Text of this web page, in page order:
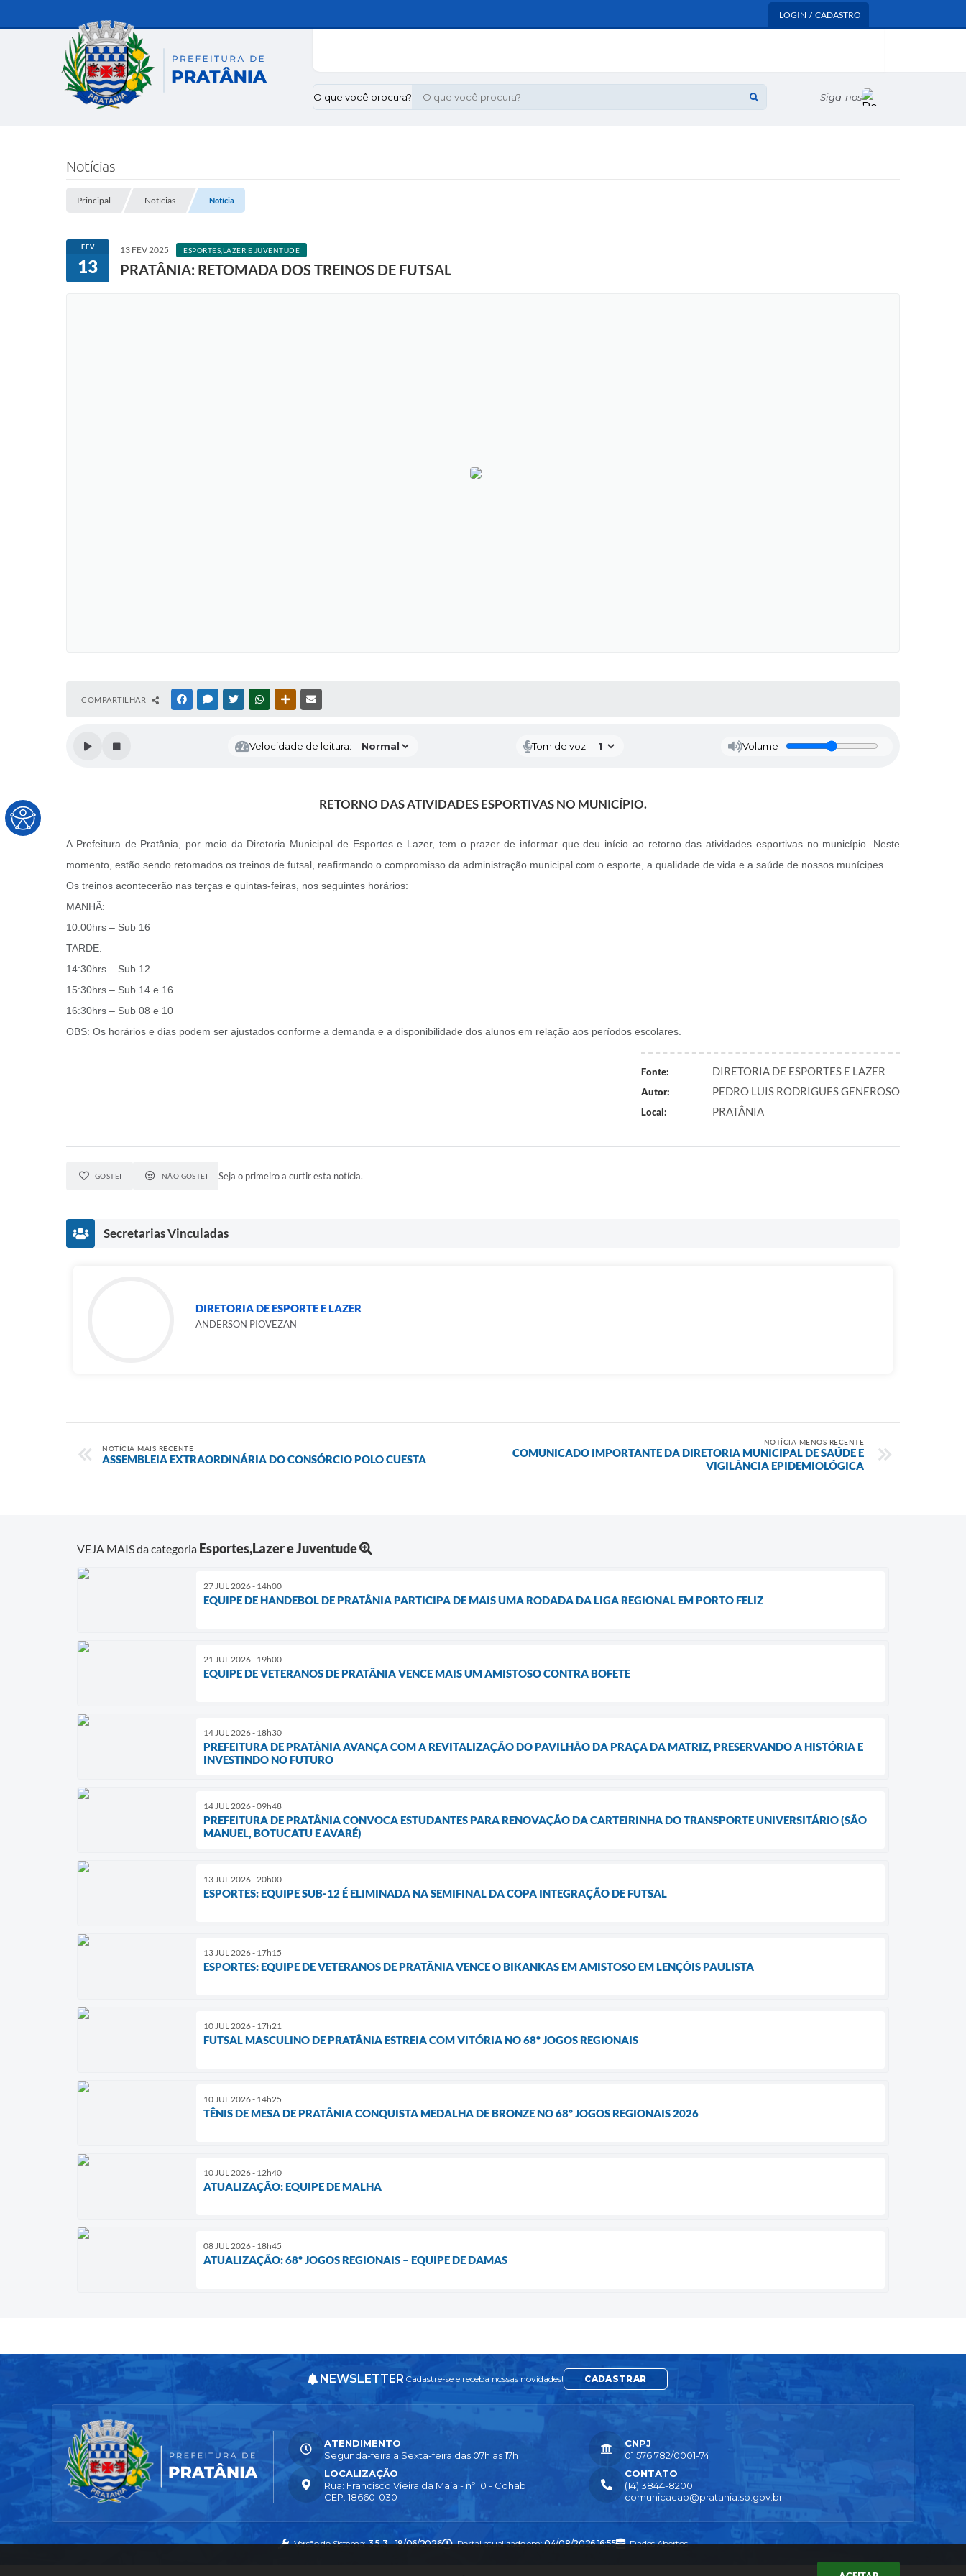
LOGIN / CADASTRO
O que você procura? Siga-nos
Notícias
Principal Notícias Notícia
FEV
13
13 FEV 2025 ESPORTES,LAZER E JUVENTUDE
PRATÂNIA: RETOMADA DOS TREINOS DE FUTSAL
COMPARTILHAR FACEBOOKMESSENGER
TWITTERWHATSAPPOUTRAS MÍDIAS
Velocidade de leitura: Tom de voz: Volume
RETORNO DAS ATIVIDADES ESPORTIVAS NO MUNICÍPIO.
A Prefeitura de Pratânia, por meio da Diretoria Municipal de Esportes e Lazer, tem o prazer de informar que deu início ao retorno das atividades esportivas no município. Neste
momento, estão sendo retomados os treinos de futsal, reafirmando o compromisso da administração municipal com o esporte, a qualidade de vida e a saúde de nossos munícipes.
Os treinos acontecerão nas terças e quintas-feiras, nos seguintes horários:
MANHÃ:
10:00hrs – Sub 16
TARDE:
14:30hrs – Sub 12
15:30hrs – Sub 14 e 16
16:30hrs – Sub 08 e 10
OBS: Os horários e dias podem ser ajustados conforme a demanda e a disponibilidade dos alunos em relação aos períodos escolares.
Fonte: DIRETORIA DE ESPORTES E LAZER
Autor: PEDRO LUIS RODRIGUES GENEROSO
Local: PRATÂNIA
GOSTEI NÃO GOSTEI Seja o primeiro a curtir esta notícia.
Secretarias Vinculadas
DIRETORIA DE ESPORTE E LAZER
ANDERSON PIOVEZAN
NOTÍCIA MAIS RECENTE
ASSEMBLEIA EXTRAORDINÁRIA DO CONSÓRCIO POLO CUESTA
NOTÍCIA MENOS RECENTE
COMUNICADO IMPORTANTE DA DIRETORIA MUNICIPAL DE SAÚDE E
VIGILÂNCIA EPIDEMIOLÓGICA
VEJA MAIS da categoria Esportes,Lazer e Juventude
27 JUL 2026 - 14h00
EQUIPE DE HANDEBOL DE PRATÂNIA PARTICIPA DE MAIS UMA RODADA DA LIGA REGIONAL EM PORTO FELIZ
21 JUL 2026 - 19h00
EQUIPE DE VETERANOS DE PRATÂNIA VENCE MAIS UM AMISTOSO CONTRA BOFETE
14 JUL 2026 - 18h30
PREFEITURA DE PRATÂNIA AVANÇA COM A REVITALIZAÇÃO DO PAVILHÃO DA PRAÇA DA MATRIZ, PRESERVANDO A HISTÓRIA E
INVESTINDO NO FUTURO
14 JUL 2026 - 09h48
PREFEITURA DE PRATÂNIA CONVOCA ESTUDANTES PARA RENOVAÇÃO DA CARTEIRINHA DO TRANSPORTE UNIVERSITÁRIO (SÃO
MANUEL, BOTUCATU E AVARÉ)
13 JUL 2026 - 20h00
ESPORTES: EQUIPE SUB-12 É ELIMINADA NA SEMIFINAL DA COPA INTEGRAÇÃO DE FUTSAL
13 JUL 2026 - 17h15
ESPORTES: EQUIPE DE VETERANOS DE PRATÂNIA VENCE O BIKANKAS EM AMISTOSO EM LENÇÓIS PAULISTA
10 JUL 2026 - 17h21
FUTSAL MASCULINO DE PRATÂNIA ESTREIA COM VITÓRIA NO 68º JOGOS REGIONAIS
10 JUL 2026 - 14h25
TÊNIS DE MESA DE PRATÂNIA CONQUISTA MEDALHA DE BRONZE NO 68º JOGOS REGIONAIS 2026
10 JUL 2026 - 12h40
ATUALIZAÇÃO: EQUIPE DE MALHA
08 JUL 2026 - 18h45
ATUALIZAÇÃO: 68º JOGOS REGIONAIS – EQUIPE DE DAMAS
NEWSLETTER Cadastre-se e receba nossas novidades! CADASTRAR
LOCALIZAÇÃO
Rua: Francisco Vieira da Maia - nº 10 - Cohab
CEP: 18660-030
CONTATO
(14) 3844-8200
comunicacao@pratania.sp.gov.br
ATENDIMENTO
Segunda-feira a Sexta-feira das 07h as 17h
CNPJ
01.576.782/0001-74
Versão do Sistema:3.5.3 - 19/06/2026 Portal atualizado em:04/08/2026 16:55 Dados Abertos